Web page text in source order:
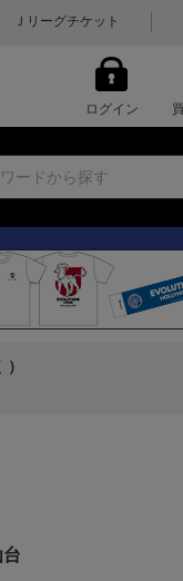
Ｊリーグチケット
ログイン